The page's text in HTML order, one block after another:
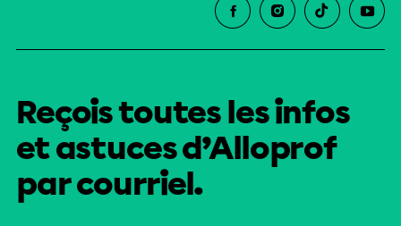
Reçois toutes les infos
et astuces d’Alloprof
par courriel.